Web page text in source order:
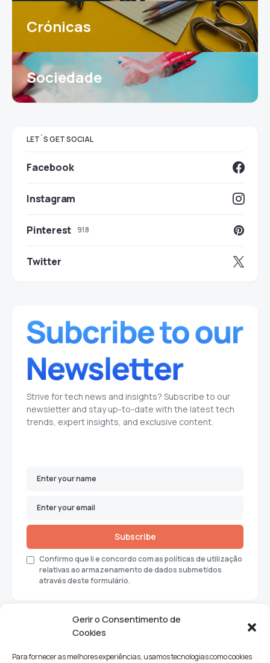
Gerir o Consentimento de
Cookies
Para fornecer as melhores experiências, usamos tecnologias como cookies
Crónicas
Sociedade
LET`S GET SOCIAL
Facebook
Instagram
Pinterest 918
Twitter
Strive for tech news and insights? Subscribe to our
newsletter and stay up-to-date with the latest tech
trends, expert insights, and exclusive content.
Subscribe
Confirmo que li e concordo com as políticas de utilização
relativas ao armazenamento de dados submetidos
através deste formulário.